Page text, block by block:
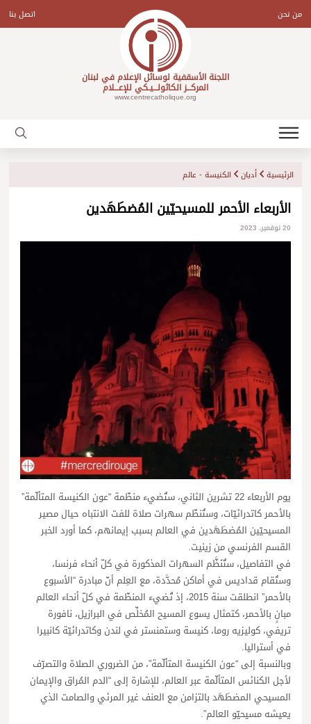
contentمن نحن اتصل بنا
اللجنة الأسقفية لوسائل الإعلام في لبنان
المركـــز الكاثولـــيـكي للإعـــلام
www.centrecatholique.org
الرئيسية أديان الكنيسة - عالم
الأربعاء الأحمر للمسيحيّين المُضطَهَدين
20 نوفمبر، 2023
يوم الأربعاء 22 تشرين الثاني، ستُضيء منظّمة “عون الكنيسة المتألّمة”
بالأحمر كاتدرائيّات، وستُنظّم سهرات صلاة للفت الانتباه حيال مصير
المسيحيّين المُضطَهَدين في العالم بسبب إيمانهم، كما أورد الخبر
القسم الفرنسي من زينيت.
في التفاصيل، ستُنَظَّم السهرات المذكورة في كلّ أنحاء فرنسا،
وستُقام قداديس في أماكن مُحدَّدة، مع العِلم أنّ مبادرة “الأسبوع
بالأحمر” انطلقت سنة 2015، إذ تُضيء المنظّمة في كلّ أنحاء العالم
مبانٍ بالأحمر، كتمثال يسوع المسيح المُخلِّص في البرازيل، نافورة
تريفي، كوليزيه روما، كنيسة وستمنستر في لندن وكاتدرائيّة كانبيرا
في أستراليا.
وبالنسبة إلى “عون الكنيسة المتألّمة”، من الضروري الصلاة والتصرّف
لأجل الكنائس المتألّمة عبر العالم، للإشارة إلى “الدم المُراق والإيمان
المسيحي المضطَهَد بالتزامن مع العنف غير المرئي والصامت الذي
يعيشه مسيحيّو العالم”.